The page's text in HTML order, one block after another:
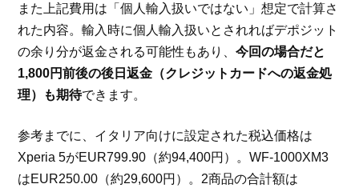
また上記費用は「個人輸入扱いではない」想定で計算さ
れた内容。輸入時に個人輸入扱いとされればデポジット
の余り分が返金される可能性もあり、今回の場合だと
1,800円前後の後日返金（クレジットカードへの返金処
理）も期待できます。
参考までに、イタリア向けに設定された税込価格は
Xperia 5がEUR799.90（約94,400円）。WF-1000XM3
はEUR250.00（約29,600円）。2商品の合計額は